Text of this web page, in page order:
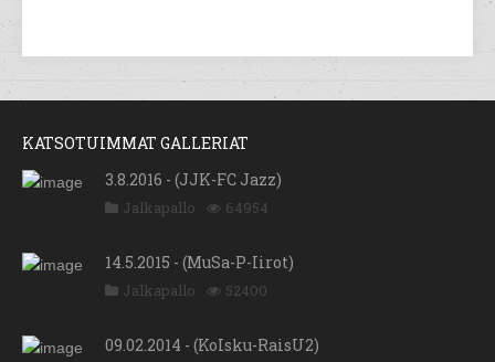
KATSOTUIMMAT GALLERIAT
3.8.2016 - (JJK-FC Jazz)
Jalkapallo 64954
14.5.2015 - (MuSa-P-Iirot)
Jalkapallo 52400
09.02.2014 - (KoIsku-RaisU2)